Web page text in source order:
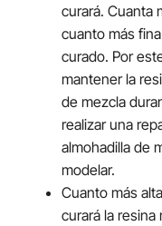
curará. Cuanta
cuanto más
curado. Por
mantener la
de mezcla
realizar una
almohadilla de
modelar.
Cuanto más
curará la resina